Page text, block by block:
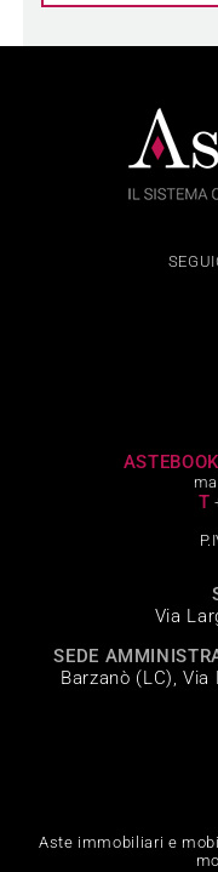
T
Via
SEDE
Barzanò (LC), Via
Aste immobiliari e